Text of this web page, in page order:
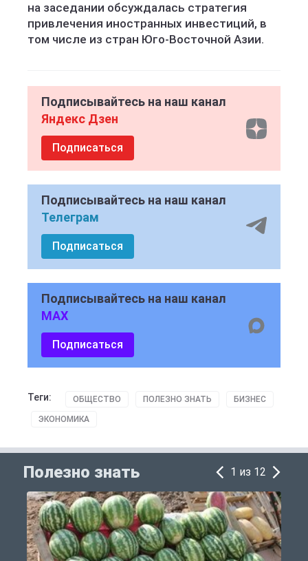
на заседании обсуждалась стратегия
привлечения иностранных инвестиций, в
том числе из стран Юго-Восточной Азии.
Подписывайтесь на наш канал
Яндекс Дзен
Подписаться
Подписывайтесь на наш канал
Телеграм
Подписаться
Подписывайтесь на наш канал
MAX
Подписаться
Теги: ОБЩЕСТВО ПОЛЕЗНО ЗНАТЬ БИЗНЕС
ЭКОНОМИКА
Полезно знать 1 из 12